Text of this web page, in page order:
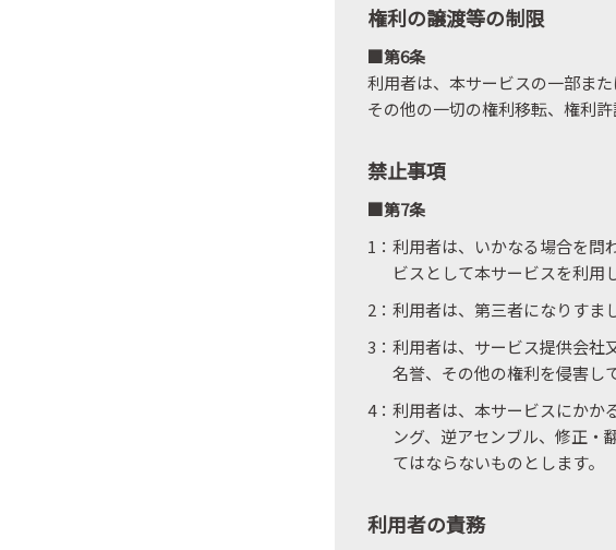
権利の譲渡等の制限
■第6条
利用者は、本サービスの一部ま
その他の一切の権利移転、権利
禁止事項
■第7条
1：利用者は、いかなる場合を問
ビスとして本サービスを利用
2：利用者は、第三者になりすま
3：利用者は、サービス提供会社
名誉、その他の権利を侵害し
4：利用者は、本サービスにかか
ング、逆アセンブル、修正・
てはならないものとします。
利用者の責務